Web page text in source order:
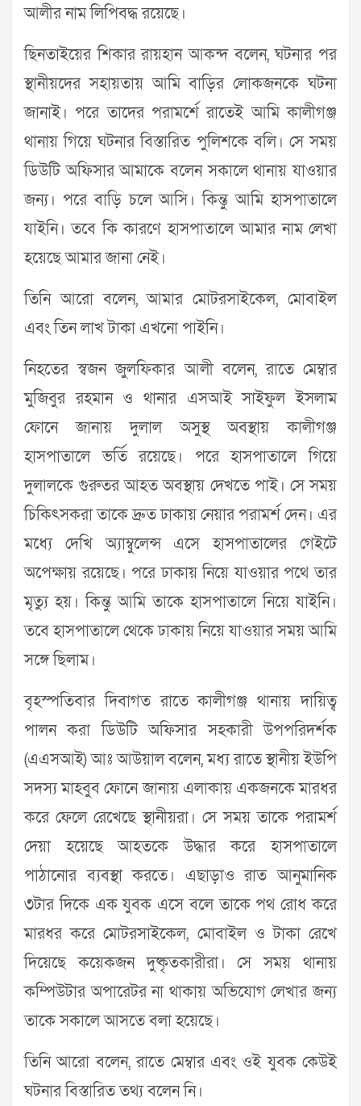
আলীর নাম লিপিবদ্ধ রয়েছে।
ছিনতাইয়ের শিকার রায়হান আকন্দ বলেন, ঘটনার পর
স্থানীয়দের সহায়তায় আমি বাড়ির লোকজনকে ঘটনা
জানাই। পরে তাদের পরামর্শে রাতেই আমি কালীগঞ্জ
থানায় গিয়ে ঘটনার বিস্তারিত পুলিশকে বলি। সে সময়
ডিউটি অফিসার আমাকে বলেন সকালে থানায় যাওয়ার
জন্য। পরে বাড়ি চলে আসি। কিন্তু আমি হাসপাতালে
যাইনি। তবে কি কারণে হাসপাতালে আমার নাম লেখা
হয়েছে আমার জানা নেই।
তিনি আরো বলেন, আমার মোটরসাইকেল, মোবাইল
এবং তিন লাখ টাকা এখনো পাইনি।
নিহতের স্বজন জুলফিকার আলী বলেন, রাতে মেম্বার
মুজিবুর রহমান ও থানার এসআই সাইফুল ইসলাম
ফোনে জানায় দুলাল অসুস্থ অবস্থায় কালীগঞ্জ
হাসপাতালে ভর্তি রয়েছে। পরে হাসপাতালে গিয়ে
দুলালকে গুরুতর আহত অবস্থায় দেখতে পাই। সে সময়
চিকিৎসকরা তাকে দ্রুত ঢাকায় নেয়ার পরামর্শ দেন। এর
মধ্যে দেখি অ্যাম্বুলেন্স এসে হাসপাতালের গেইটে
অপেক্ষায় রয়েছে। পরে ঢাকায় নিয়ে যাওয়ার পথে তার
মৃত্যু হয়। কিন্তু আমি তাকে হাসপাতালে নিয়ে যাইনি।
তবে হাসপাতালে থেকে ঢাকায় নিয়ে যাওয়ার সময় আমি
সঙ্গে ছিলাম।
বৃহস্পতিবার দিবাগত রাতে কালীগঞ্জ থানায় দায়িত্ব
পালন করা ডিউটি অফিসার সহকারী উপপরিদর্শক
(এএসআই) আঃ আউয়াল বলেন, মধ্য রাতে স্থানীয় ইউপি
সদস্য মাহবুব ফোনে জানায় এলাকায় একজনকে মারধর
করে ফেলে রেখেছে স্থানীয়রা। সে সময় তাকে পরামর্শ
দেয়া হয়েছে আহতকে উদ্ধার করে হাসপাতালে
পাঠানোর ব্যবস্থা করতে। এছাড়াও রাত আনুমানিক
৩টার দিকে এক যুবক এসে বলে তাকে পথ রোধ করে
মারধর করে মোটরসাইকেল, মোবাইল ও টাকা রেখে
দিয়েছে কয়েকজন দুষ্কৃতকারীরা। সে সময় থানায়
কম্পিউটার অপারেটর না থাকায় অভিযোগ লেখার জন্য
তাকে সকালে আসতে বলা হয়েছে।
তিনি আরো বলেন, রাতে মেম্বার এবং ওই যুবক কেউই
ঘটনার বিস্তারিত তথ্য বলেন নি।